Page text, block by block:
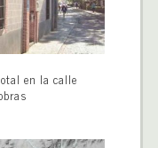
en la calle